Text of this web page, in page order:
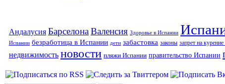
Андалусия БарселонаВаленсия Здоровье в Испании
Испании безработица в Испании дети забастовка законы запрет на
недвижимость новости пляжи Испании правительство Испании